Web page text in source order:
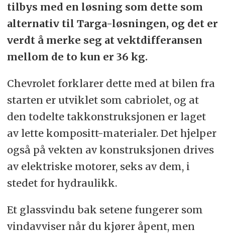
tilbys med en løsning som dette som
alternativ til Targa-løsningen, og det er
verdt å merke seg at vektdifferansen
mellom de to kun er 36 kg.
Chevrolet forklarer dette med at bilen fra
starten er utviklet som cabriolet, og at
den todelte takkonstruksjonen er laget
av lette kompositt-materialer. Det hjelper
også på vekten av konstruksjonen drives
av elektriske motorer, seks av dem, i
stedet for hydraulikk.
Et glassvindu bak setene fungerer som
vindavviser når du kjører åpent, men